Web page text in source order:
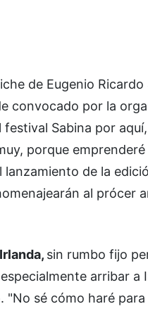
de Eugenio
convocado por la
Sabina por
porque
de la
al prócer
sin rumbo fijo
arribar a
sé cómo haré